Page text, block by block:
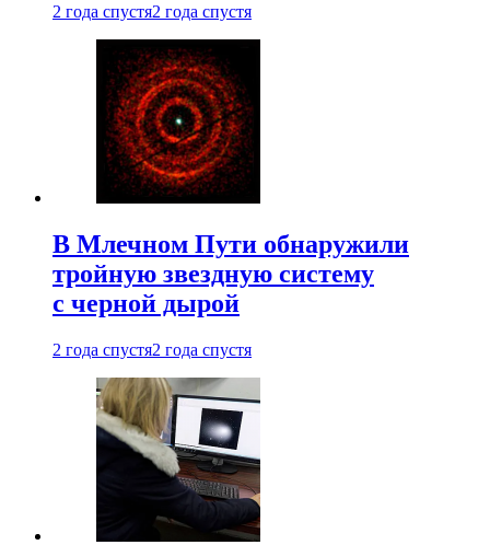
2 года спустя2 года спустя
В Млечном Пути обнаружили
тройную звездную систему
с черной дырой
2 года спустя2 года спустя